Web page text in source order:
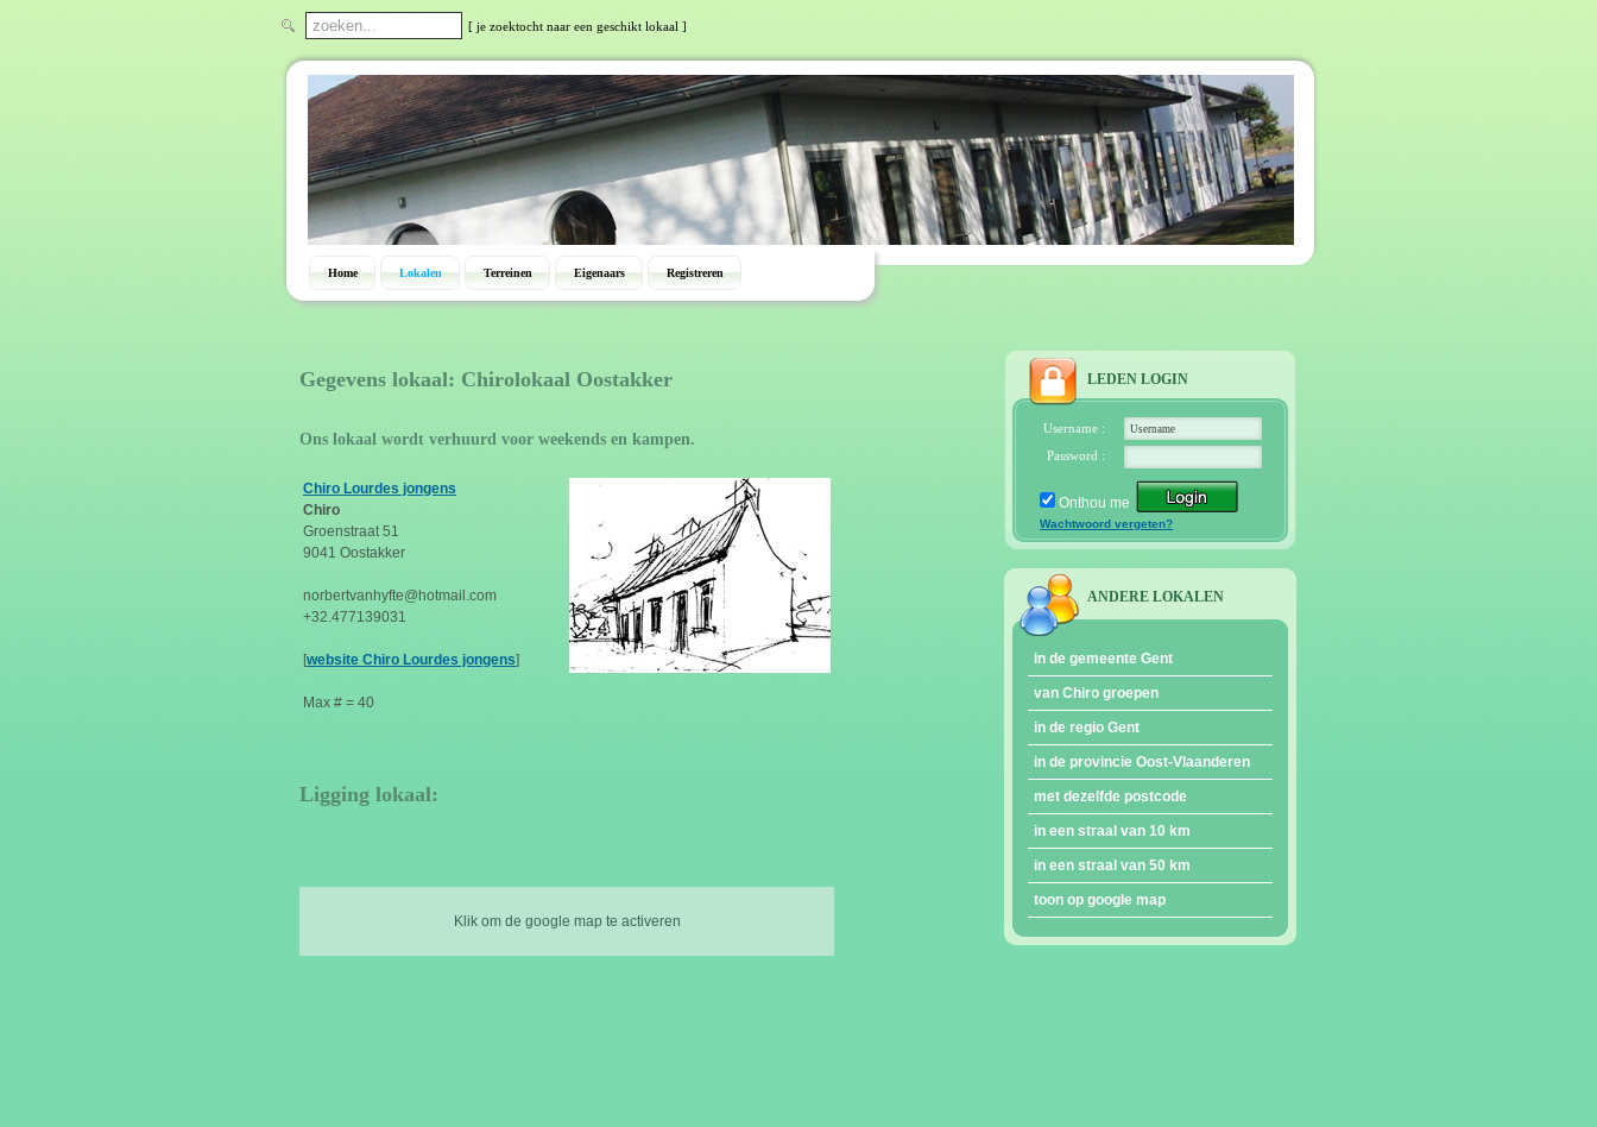
[ je zoektocht naar een geschikt lokaal ]
Home Lokalen Terreinen Eigenaars Registreren
Gegevens lokaal: Chirolokaal Oostakker
Ons lokaal wordt verhuurd voor weekends en kampen.
Chiro Lourdes jongens
Chiro
Groenstraat 51
9041 Oostakker
norbertvanhyfte@hotmail.com
+32.477139031
[website Chiro Lourdes jongens]
Max # = 40
Ligging lokaal:
Klik om de google map te activeren
LEDEN LOGIN
Username :
Password :
Onthou me
Wachtwoord vergeten?
ANDERE LOKALEN
in de gemeente Gent
van Chiro groepen
in de regio Gent
in de provincie Oost-Vlaanderen
met dezelfde postcode
in een straal van 10 km
in een straal van 50 km
toon op google map